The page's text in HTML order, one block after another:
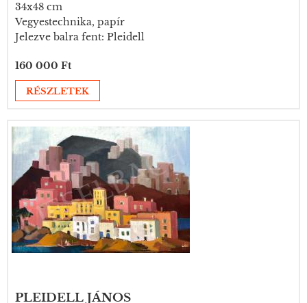
34x48 cm
Vegyestechnika, papír
Jelezve balra fent: Pleidell
160 000 Ft
RÉSZLETEK
PLEIDELL JÁNOS